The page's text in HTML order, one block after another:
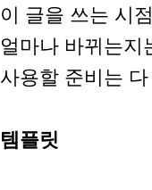
이 글을 쓰는 시
얼마나 바뀌는지
사용할 준비는
템플릿